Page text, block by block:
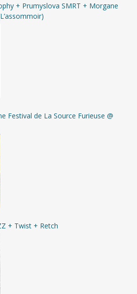
+ Prumyslova SMRT + Morgane
Festival de La Source Furieuse @
+ Twist + Retch